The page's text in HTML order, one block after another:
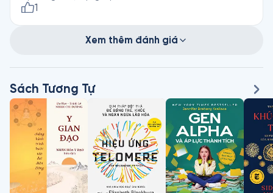
1
Xem thêm đánh giá
Sách Tương Tự